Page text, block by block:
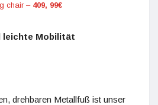
chair – 409, 99€
leichte Mobilität
drehbaren Metallfuß ist unser